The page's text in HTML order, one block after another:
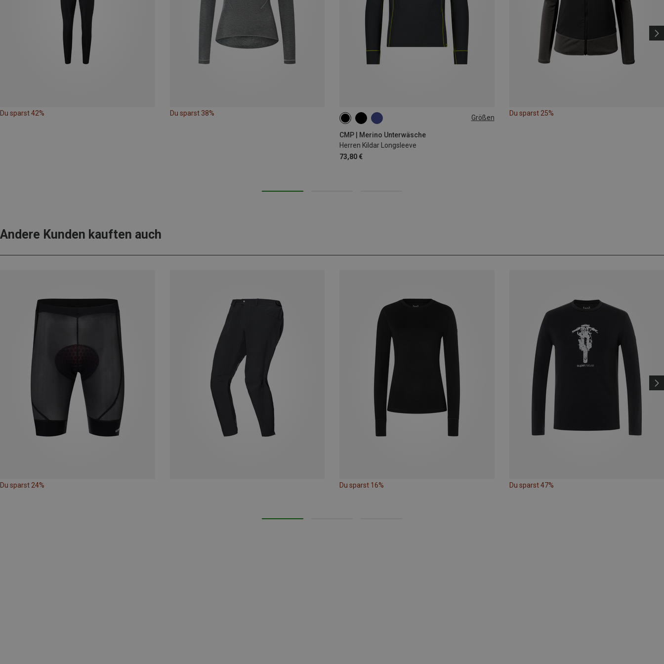
Du sparst 42% Du sparst 38%
Größen
CMP | Merino Unterwäsche
Herren Kildar Longsleeve
73,80 €
S L XL
Du sparst 25%
Andere Kunden kauften auch
Du sparst 24% Du sparst 16% Du sparst 47%